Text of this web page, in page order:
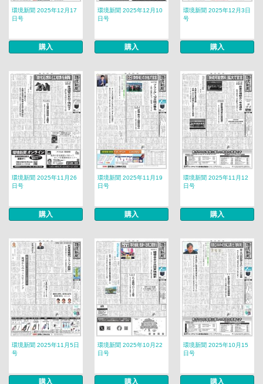
環境新聞 2025年12月17
日号
購入
環境新聞 2025年12月10
日号
購入
環境新聞 2025年12月3日
号
購入
環境新聞 2025年11月26
日号
購入
環境新聞 2025年11月19
日号
購入
環境新聞 2025年11月12
日号
購入
環境新聞 2025年11月5日
号
購入
環境新聞 2025年10月22
日号
購入
環境新聞 2025年10月15
日号
購入